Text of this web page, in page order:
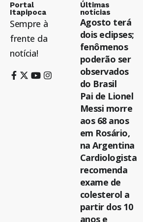
Portal
Itapipoca
Sempre à
frente da
notícia!
Últimas
notícias
Agosto terá
dois eclipses;
fenômenos
poderão ser
observados
do Brasil
Pai de Lionel
Messi morre
aos 68 anos
em Rosário,
na Argentina
Cardiologista
recomenda
exame de
colesterol a
partir dos 10
anos e